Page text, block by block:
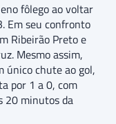
fôlego ao voltar
Em seu confronto
Ribeirão Preto e
Mesmo assim,
único chute ao gol,
por 1 a 0, com
20 minutos da